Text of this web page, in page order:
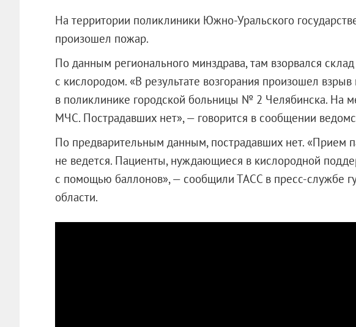
На территории поликлиники Южно-Уральского
произошел пожар.
По данным регионального минздрава, там взорвался
с кислородом. «В результате возгорания произошел
в поликлинике городской больницы № 2 Челябинска. На
МЧС. Пострадавших нет», — говорится в сообщении
По предварительным данным, пострадавших нет. «Прием
не ведется. Пациенты, нуждающиеся в кислородной
с помощью баллонов», — сообщили ТАСС в пресс-службе
области.